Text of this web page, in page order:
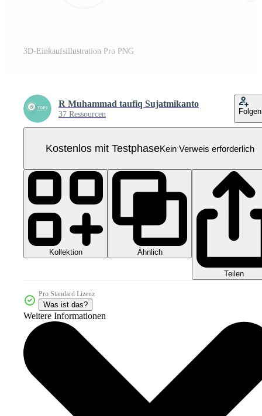
3D-Einkaufsillustration Pro PNG
R Muhammad taufiq Sujatmikanto
37 Ressourcen Folgen
Kostenlos mit TestphaseKein Verweis erforderlich
Kollektion Ähnlich
Teilen
Pro Standard Lizenz
Was ist das?
Weitere Informationen